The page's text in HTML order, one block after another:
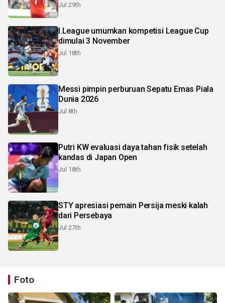
Jul 29th
I.League umumkan kompetisi League Cup
dimulai 3 November
Jul 18th
Messi pimpin perburuan Sepatu Emas Piala
Dunia 2026
Jul 8th
Putri KW evaluasi daya tahan fisik setelah
kandas di Japan Open
Jul 18th
STY apresiasi pemain Persija meski kalah
dari Persebaya
Jul 27th
Foto